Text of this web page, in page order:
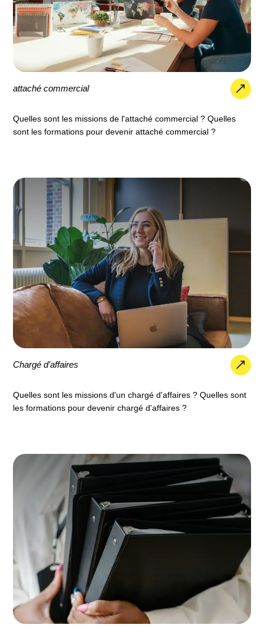
attaché commercial
Quelles sont les missions de l'attaché commercial ? Quelles
sont les formations pour devenir attaché commercial ?
Chargé d’affaires
Quelles sont les missions d'un chargé d'affaires ? Quelles sont
les formations pour devenir chargé d'affaires ?